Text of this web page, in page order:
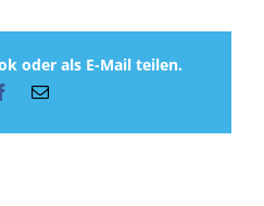
oder als E-Mail teilen.
Facebook
E-